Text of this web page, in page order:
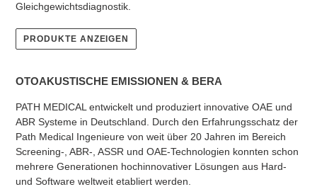
Gleichgewichtsdiagnostik.
PRODUKTE ANZEIGEN
OTOAKUSTISCHE EMISSIONEN & BERA
PATH MEDICAL entwickelt und produziert innovative OAE und
ABR Systeme in Deutschland. Durch den Erfahrungsschatz der
Path Medical Ingenieure von weit über 20 Jahren im Bereich
Screening-, ABR-, ASSR und OAE-Technologien konnten schon
mehrere Generationen hochinnovativer Lösungen aus Hard-
und Software weltweit etabliert werden.